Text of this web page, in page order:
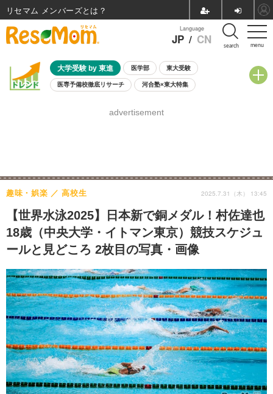
menu
Language
JP / CN search
大学受験 by 東進 医学部 東大受験
医専予備校徹底リサーチ 河合塾×東大特集
8月開催学校説明会・相談会
advertisement
【世界水泳2025】日本新で銅メダル！村佐達也
18歳（中央大学・イトマン東京）競技スケジュ
ールと見どころ 2枚目の写真・画像
趣味・娯楽 高校生 2025.7.31（木） 13:45
リセマム メンバーズ